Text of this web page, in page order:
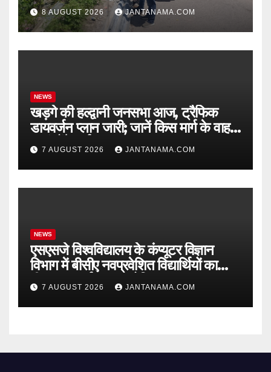
8 AUGUST 2026 JANTANAMA.COM
NEWS
खड़गे की हल्द्वानी जनसभा आज, ट्रैफिक
डायवर्जन प्लान जारी; जानें किस मार्ग के वाहन
कहां होंगे पार्क
7 AUGUST 2026 JANTANAMA.COM
NEWS
एसएसजे विश्वविद्यालय के कंप्यूटर विज्ञान
विभाग में बीसीए नवप्रवेशित विद्यार्थियों का
दीक्षारम्भ कार्यक्रम आयोजित
7 AUGUST 2026 JANTANAMA.COM